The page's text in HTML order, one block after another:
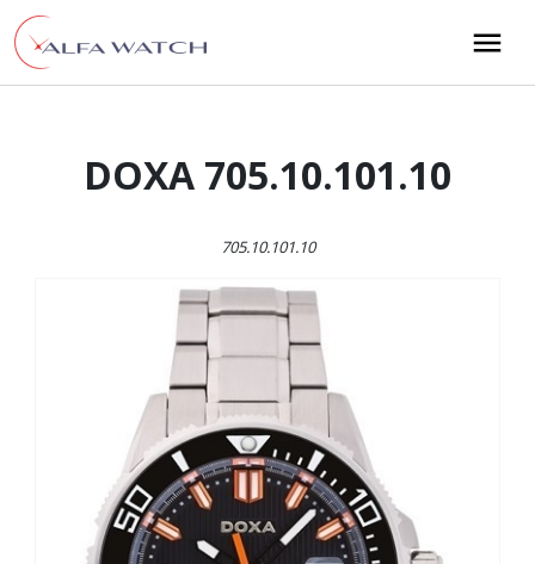
Przejdź do treści
Main Navigation
DOXA 705.10.101.10
705.10.101.10